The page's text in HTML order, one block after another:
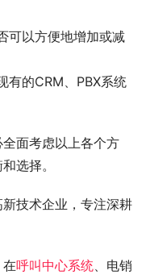
可以方便地增加或减
有的CRM、PBX系统
全面考虑以上各个方
选择。
技术企业，专注深耕
呼叫中心系统、电销